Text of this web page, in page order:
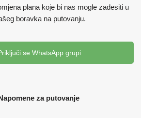
plana koje bi nas mogle zadesiti u
boravka na putovanju.
se WhatsApp grupi
za putovanje